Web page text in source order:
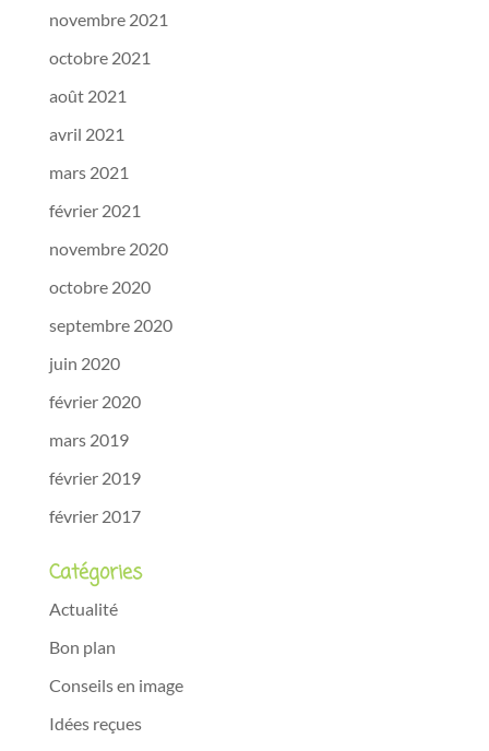
novembre 2021
octobre 2021
août 2021
avril 2021
mars 2021
février 2021
novembre 2020
octobre 2020
septembre 2020
juin 2020
février 2020
mars 2019
février 2019
février 2017
Catégories
Actualité
Bon plan
Conseils en image
Idées reçues